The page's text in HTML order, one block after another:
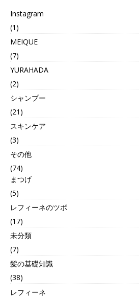
Instagram
(1)
MEIQUE
(7)
YURAHADA
(2)
シャンプー
(21)
スキンケア
(3)
その他
(74)
まつげ
(5)
レフィーネのツボ
(17)
未分類
(7)
髪の基礎知識
(38)
レフィーネ